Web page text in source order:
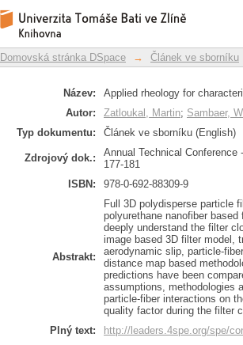
Applied rheology for
Repozitář DSpace/Manakin
Domovská stránka DSpace → Článek ve sborníku
Název:
Applied rheology for
Autor:
Zatloukal, Martin; Sambaer,
Typ dokumentu:
Článek ve sborníku (English)
Zdrojový dok.:
Annual Technical
177-181
ISBN:
978-0-692-88309-9
Abstrakt:
Full 3D polydisperse particle
polyurethane nanofiber
deeply understand the filter
image based 3D filter model,
aerodynamic slip, particle-
distance map based
predictions have been
assumptions, methodologies
particle-fiber interactions on
quality factor during the filter
Plný text:
http://leaders.4spe.org/spe/